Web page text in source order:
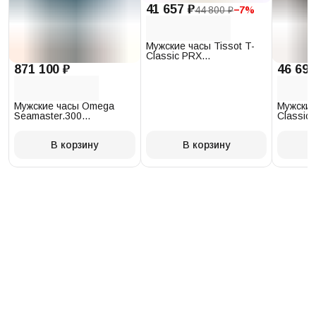
871 100 ₽
Мужские часы Omega
Seamaster.300
В корзину
41 657 ₽44 800 ₽−7%
Мужские часы Tissot T-
Classic PRX
В корзину
46
Classic